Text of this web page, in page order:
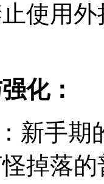
使用
化：
新手
掉落